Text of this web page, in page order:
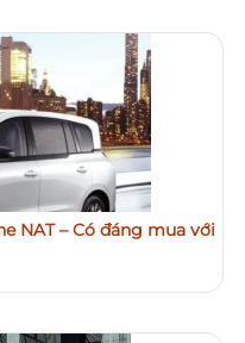
NAT – Có đáng mua với